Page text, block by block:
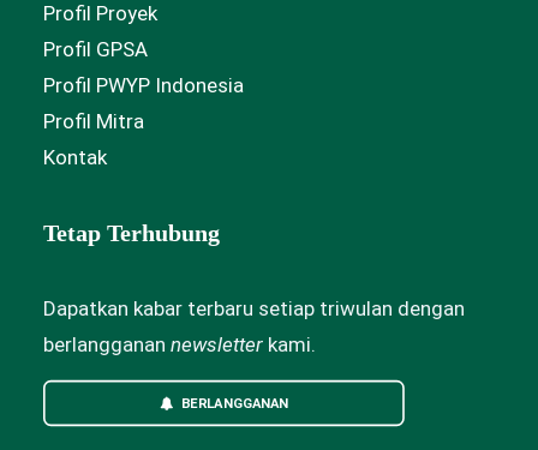
Profil Proyek
Profil GPSA
Profil PWYP Indonesia
Profil Mitra
Kontak
Tetap Terhubung
Dapatkan kabar terbaru setiap triwulan dengan
berlangganan newsletter kami.
BERLANGGANAN